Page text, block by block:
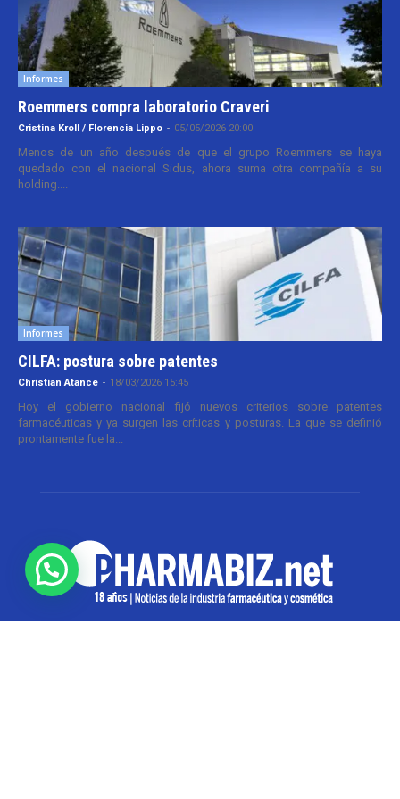
Informes
Roemmers compra laboratorio Craveri
Cristina Kroll / Florencia Lippo - 05/05/2026 20:00
Menos de un año después de que el grupo Roemmers se haya
quedado con el nacional Sidus, ahora suma otra compañía a su
holding....
Informes
CILFA: postura sobre patentes
Christian Atance - 18/03/2026 15:45
Hoy el gobierno nacional fijó nuevos criterios sobre patentes
farmacéuticas y ya surgen las críticas y posturas. La que se definió
prontamente fue la...